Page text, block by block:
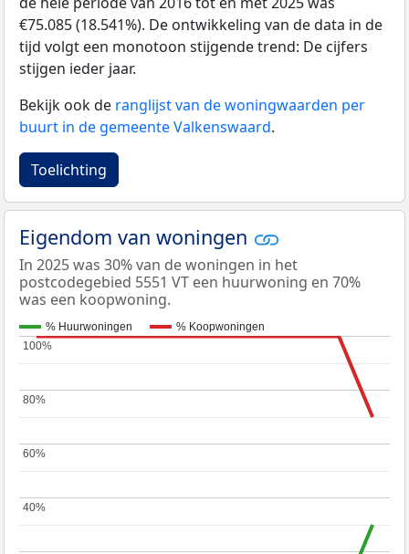
€75.085 (18.541%). De ontwikkeling van de data in de
tijd volgt een monotoon stijgende trend: De cijfers
stijgen ieder jaar.
Bekijk ook de ranglijst van de woningwaarden per
buurt in de gemeente Valkenswaard.
Toelichting
Eigendom van woningen
In 2025 was 30% van de woningen in het
postcodegebied 5551 VT een huurwoning en 70%
was een koopwoning.
% Huurwoningen % Koopwoningen
40%
40%
60%
60%
80%
80%
100%
100%